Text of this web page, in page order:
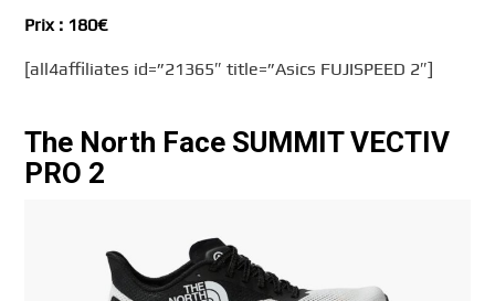
Prix : 180€
[all4affiliates id=”21365″ title=”Asics FUJISPEED 2″]
The North Face SUMMIT VECTIV
PRO 2